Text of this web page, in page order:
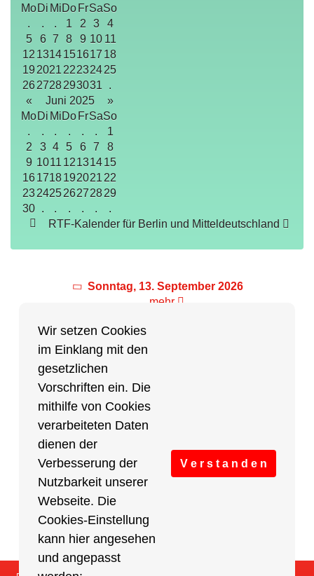
Wir setzen Cookies
im Einklang mit den
gesetzlichen
Vorschriften ein. Die
mithilfe von Cookies
verarbeiteten Daten
dienen der
Verbesserung der
Nutzbarkeit unserer
Webseite. Die
Cookies-Einstellung
kann hier angesehen
und angepasst
V e r s t a n d e n
MoDi MiDo FrSaSo
.
. . 1 2 3
4
5
6 7 8 9 10 11
12 1314151617 18
19 2021 22232425
262728293031
.
«
Juni 2025
»
MoDi MiDo FrSaSo
.
. . . . .
1
2
3 4 5 6 7
8
9 1011 12131415
161718192021 22
23242526272829
30 . . . . .
.
RTF-Kalender für Berlin und Mitteldeutschland
Sonntag, 13. September 2026
mehr
Partner des Breitensports